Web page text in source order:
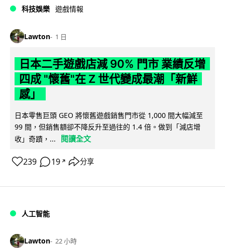
科技娛樂 遊戲情報
Lawton 1 日
日本二手遊戲店減 90% 門市 業績反增
四成 "懷舊"在 Z 世代變成最潮「新鮮
感」
日本零售巨頭 GEO 將懷舊遊戲銷售門市從 1,000 間大幅減至
99 間，但銷售額卻不降反升至過往的 1.4 倍。做到「減店增
收」奇蹟，...
閱讀全文
239 19 ↗ 分享
人工智能
Lawton 22 小時